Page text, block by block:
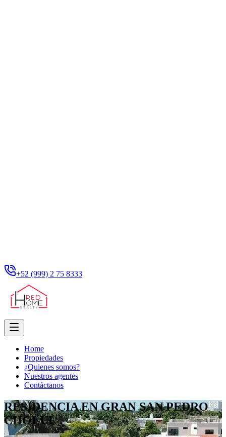
+52 (999) 2 75 8333
Home
Propiedades
¿Quienes somos?
Nuestros agentes
Contáctanos
RESIDENCIA EN GRAN SAN PEDRO
CHOLUL